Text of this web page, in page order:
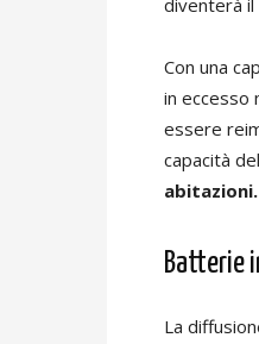
diventerà il
Con una
in eccesso
essere
capacità
abitazioni.
Batterie
La